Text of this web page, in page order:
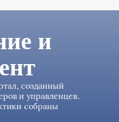
и
созданный
и управленцев.
собраны